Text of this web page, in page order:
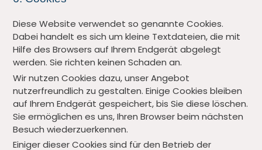
Diese Website verwendet so genannte Cookies.
Dabei handelt es sich um kleine Textdateien, die mit
Hilfe des Browsers auf Ihrem Endgerät abgelegt
werden. Sie richten keinen Schaden an.
Wir nutzen Cookies dazu, unser Angebot
nutzerfreundlich zu gestalten. Einige Cookies bleiben
auf Ihrem Endgerät gespeichert, bis Sie diese löschen.
Sie ermöglichen es uns, Ihren Browser beim nächsten
Besuch wiederzuerkennen.
Einiger dieser Cookies sind für den Betrieb der